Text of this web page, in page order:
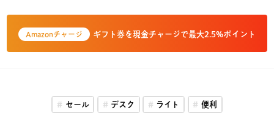
Amazonチャージ ギフト券を現金チャージで最大2.5%ポイント
セール デスク ライト 便利